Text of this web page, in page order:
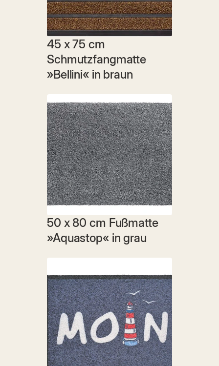
45 x 75 cm
Schmutzfangmatte
»Bellini« in braun
50 x 80 cm Fußmatte
»Aquastop« in grau